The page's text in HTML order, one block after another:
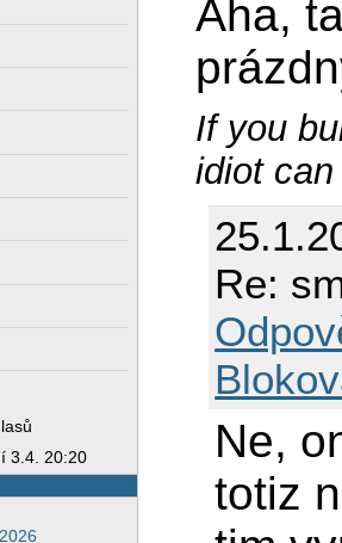
3.4. 20:20
Aha,
If you
idiot
Re:
Ne,
totiz